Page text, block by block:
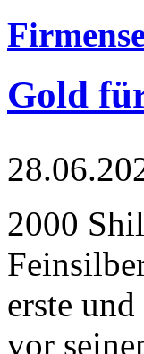
Gold
2000
erste
vor